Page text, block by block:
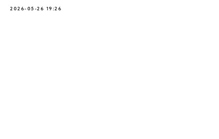
2026-05-26 19:26